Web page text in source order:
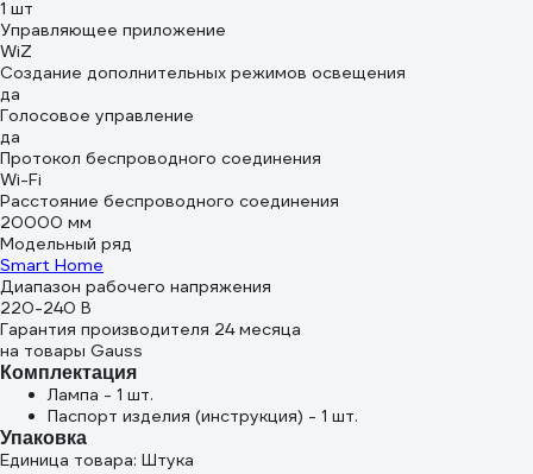
1 шт
Управляющее приложение
WiZ
Создание дополнительных режимов освещения
да
Голосовое управление
да
Протокол беспроводного соединения
Wi-Fi
Расстояние беспроводного соединения
20000 мм
Модельный ряд
Smart Home
Диапазон рабочего напряжения
220-240 В
Гарантия производителя 24 месяца
на товары Gauss
Комплектация
Лампа - 1 шт.
Паспорт изделия (инструкция) - 1 шт.
Упаковка
Единица товара: Штука